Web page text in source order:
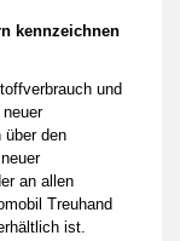
kennzeichnen
und
über den
an allen
Treuhand
ist.